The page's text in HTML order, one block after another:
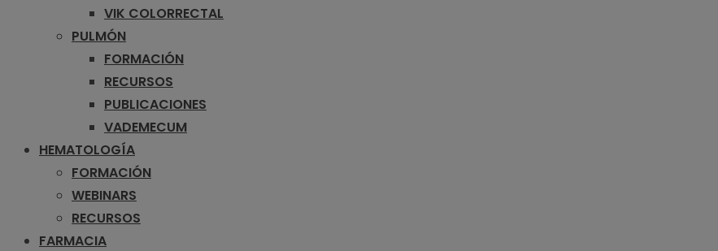
VIK COLORRECTAL
PULMÓN
FORMACIÓN
RECURSOS
PUBLICACIONES
VADEMECUM
HEMATOLOGÍA
FORMACIÓN
WEBINARS
RECURSOS
FARMACIA